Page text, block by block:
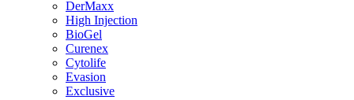
DerMaxx
High Injection
BioGel
Curenex
Cytolife
Evasion
Exclusive